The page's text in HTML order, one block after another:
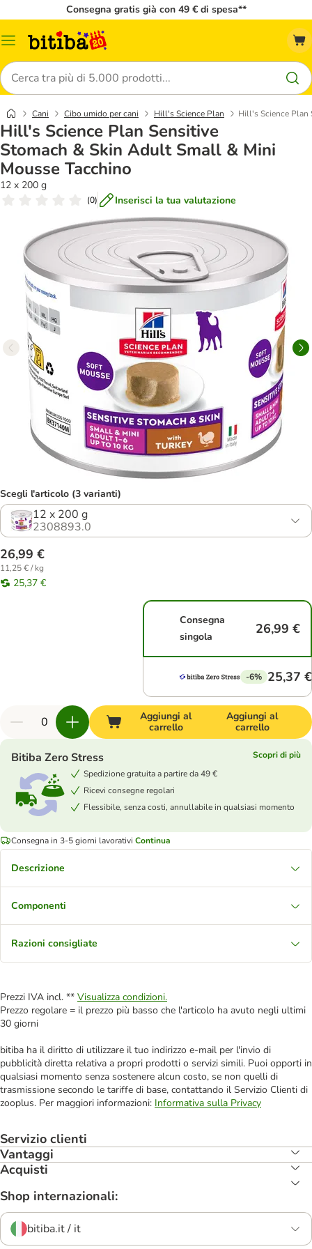
Consegna gratis già con 49 € di spesa**
Overview
Cerca
Cani Cibo umido per cani Hill's Science Plan Hill's Science Plan
Hill's Science Plan Sensitive
Stomach & Skin Adult Small & Mini
Mousse Tacchino
12 x 200 g
(0) Inserisci la tua valutazione
Scegli l'articolo (3 varianti)
12 x 200 g
2308893.0
26,99 €
11,25 € / kg
25,37 €
Consegna
singola
26,99 €
-6% 25,37 €
Aggiungi al
carrello
Aggiungi al
carrello
Bitiba Zero Stress
Scopri di più
Spedizione gratuita a partire da 49 €
Ricevi consegne regolari
Flessibile, senza costi, annullabile in qualsiasi momento
Consegna in 3-5 giorni lavorativi Continua
Descrizione
Componenti
Razioni consigliate
Prezzi IVA incl. ** Visualizza condizioni.
Prezzo regolare = il prezzo più basso che l'articolo ha avuto negli ultimi
30 giorni
bitiba ha il diritto di utilizzare il tuo indirizzo e-mail per l'invio di
pubblicità diretta relativa a propri prodotti o servizi simili. Puoi opporti in
qualsiasi momento senza sostenere alcun costo, se non quelli di
trasmissione secondo le tariffe di base, contattando il Servizio Clienti di
zooplus. Per maggiori informazioni: Informativa sulla Privacy
Servizio clienti
Vantaggi
Acquisti
Shop internazionali:
bitiba.it / it